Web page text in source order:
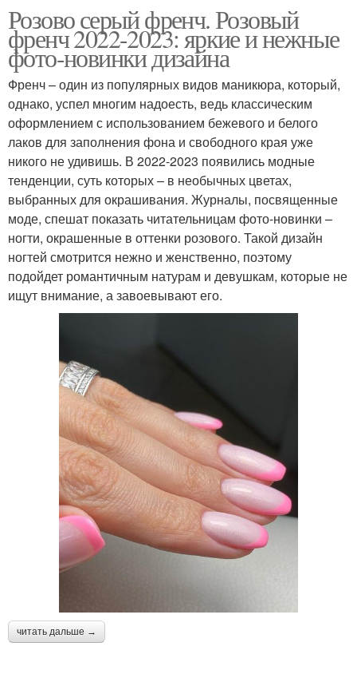
Розово серый френч. Розовый
френч 2022-2023: яркие и нежные
фото-новинки дизайна
Френч – один из популярных видов маникюра, который,
однако, успел многим надоесть, ведь классическим
оформлением с использованием бежевого и белого
лаков для заполнения фона и свободного края уже
никого не удивишь. В 2022-2023 появились модные
тенденции, суть которых – в необычных цветах,
выбранных для окрашивания. Журналы, посвященные
моде, спешат показать читательницам фото-новинки –
ногти, окрашенные в оттенки розового. Такой дизайн
ногтей смотрится нежно и женственно, поэтому
подойдет романтичным натурам и девушкам, которые не
ищут внимание, а завоевывают его.
читать дальше →